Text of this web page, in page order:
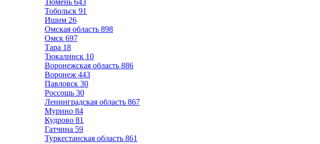
Тюмень 643
Тобольск 91
Ишим 26
Омская область 898
Омск 697
Тара 18
Тюкалинск 10
Воронежская область 886
Воронеж 443
Павловск 30
Россошь 30
Ленинградская область 867
Мурино 84
Кудрово 81
Гатчина 59
Туркестанская область 861